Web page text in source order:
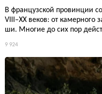
В французской провинции
VIII–XX веков: от
ши. Многие до сих пор
9 924